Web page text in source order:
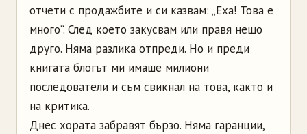
отчети с продажбите и си казвам: „Еха! Това е
много“. След което закусвам или правя нещо
друго. Няма разлика отпреди. Но и преди
книгата блогът ми имаше милиони
последователи и съм свикнал на това, както и
на критика.
Днес хората забравят бързо. Няма гаранции,